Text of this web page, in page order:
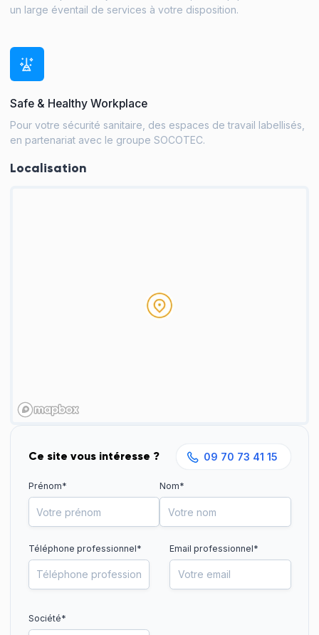
un large éventail de services à votre disposition.
Safe & Healthy Workplace
Pour votre sécurité sanitaire, des espaces de travail labellisés,
en partenariat avec le groupe SOCOTEC.
Localisation
Ce site vous intéresse ? 09 70 73 41 15
Prénom* Nom*
Téléphone professionnel* Email professionnel*
Société*